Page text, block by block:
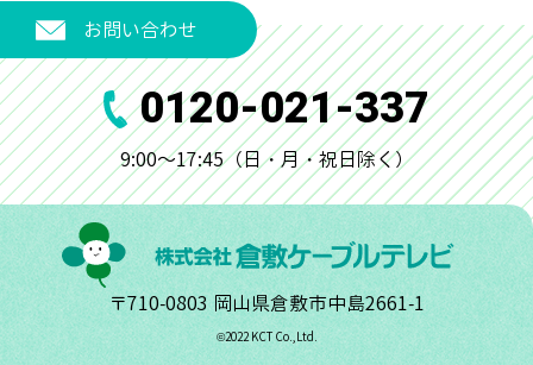
お問い合わせ
0120-021-337
9:00～17:45（日・月・祝日除く）
〒710-0803 岡山県倉敷市中島2661-1
©︎2022 KCT Co.,Ltd.